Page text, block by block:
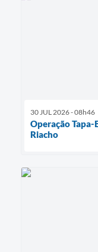
30 JUL 2026 - 08h46
Operação
Riacho